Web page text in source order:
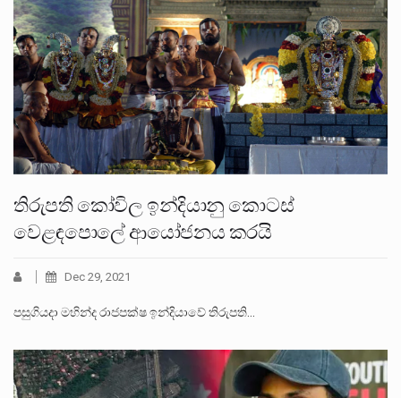
තිරුපති කෝවිල ඉන්දියානු කොටස්
වෙළඳපොලේ ආයෝජනය කරයි
Dec 29, 2021
පසුගියදා මහින්ද රාජපක්ෂ ඉන්දියාවේ තිරුපති…